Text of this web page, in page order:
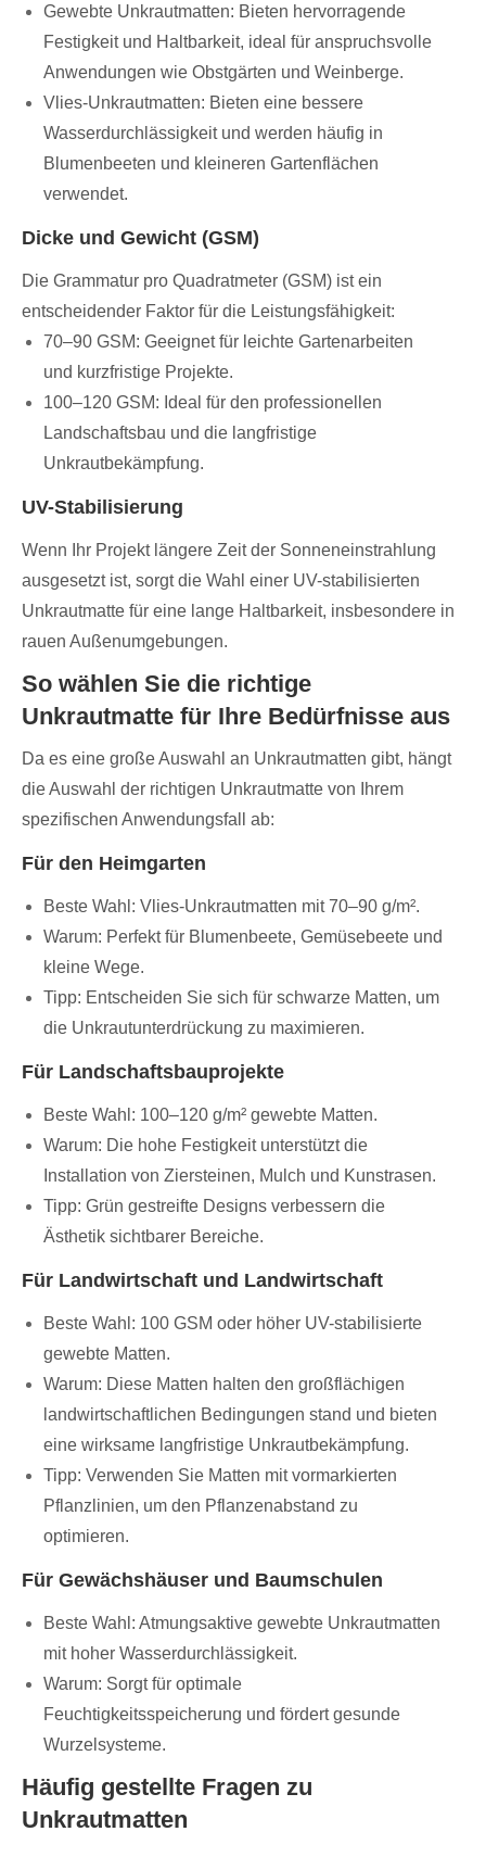
Gewebte Unkrautmatten: Bieten hervorragende
Festigkeit und Haltbarkeit, ideal für anspruchsvolle
Anwendungen wie Obstgärten und Weinberge.
Vlies-Unkrautmatten: Bieten eine bessere
Wasserdurchlässigkeit und werden häufig in
Blumenbeeten und kleineren Gartenflächen
verwendet.
Dicke und Gewicht (GSM)
Die Grammatur pro Quadratmeter (GSM) ist ein
entscheidender Faktor für die Leistungsfähigkeit:
70–90 GSM: Geeignet für leichte Gartenarbeiten
und kurzfristige Projekte.
100–120 GSM: Ideal für den professionellen
Landschaftsbau und die langfristige
Unkrautbekämpfung.
UV-Stabilisierung
Wenn Ihr Projekt längere Zeit der Sonneneinstrahlung
ausgesetzt ist, sorgt die Wahl einer UV-stabilisierten
Unkrautmatte für eine lange Haltbarkeit, insbesondere in
rauen Außenumgebungen.
So wählen Sie die richtige
Unkrautmatte für Ihre Bedürfnisse aus
Da es eine große Auswahl an Unkrautmatten gibt, hängt
die Auswahl der richtigen Unkrautmatte von Ihrem
spezifischen Anwendungsfall ab:
Für den Heimgarten
Beste Wahl: Vlies-Unkrautmatten mit 70–90 g/m².
Warum: Perfekt für Blumenbeete, Gemüsebeete und
kleine Wege.
Tipp: Entscheiden Sie sich für schwarze Matten, um
die Unkrautunterdrückung zu maximieren.
Für Landschaftsbauprojekte
Beste Wahl: 100–120 g/m² gewebte Matten.
Warum: Die hohe Festigkeit unterstützt die
Installation von Ziersteinen, Mulch und Kunstrasen.
Tipp: Grün gestreifte Designs verbessern die
Ästhetik sichtbarer Bereiche.
Für Landwirtschaft und Landwirtschaft
Beste Wahl: 100 GSM oder höher UV-stabilisierte
gewebte Matten.
Warum: Diese Matten halten den großflächigen
landwirtschaftlichen Bedingungen stand und bieten
eine wirksame langfristige Unkrautbekämpfung.
Tipp: Verwenden Sie Matten mit vormarkierten
Pflanzlinien, um den Pflanzenabstand zu
optimieren.
Für Gewächshäuser und Baumschulen
Beste Wahl: Atmungsaktive gewebte Unkrautmatten
mit hoher Wasserdurchlässigkeit.
Warum: Sorgt für optimale
Feuchtigkeitsspeicherung und fördert gesunde
Wurzelsysteme.
Häufig gestellte Fragen zu
Unkrautmatten